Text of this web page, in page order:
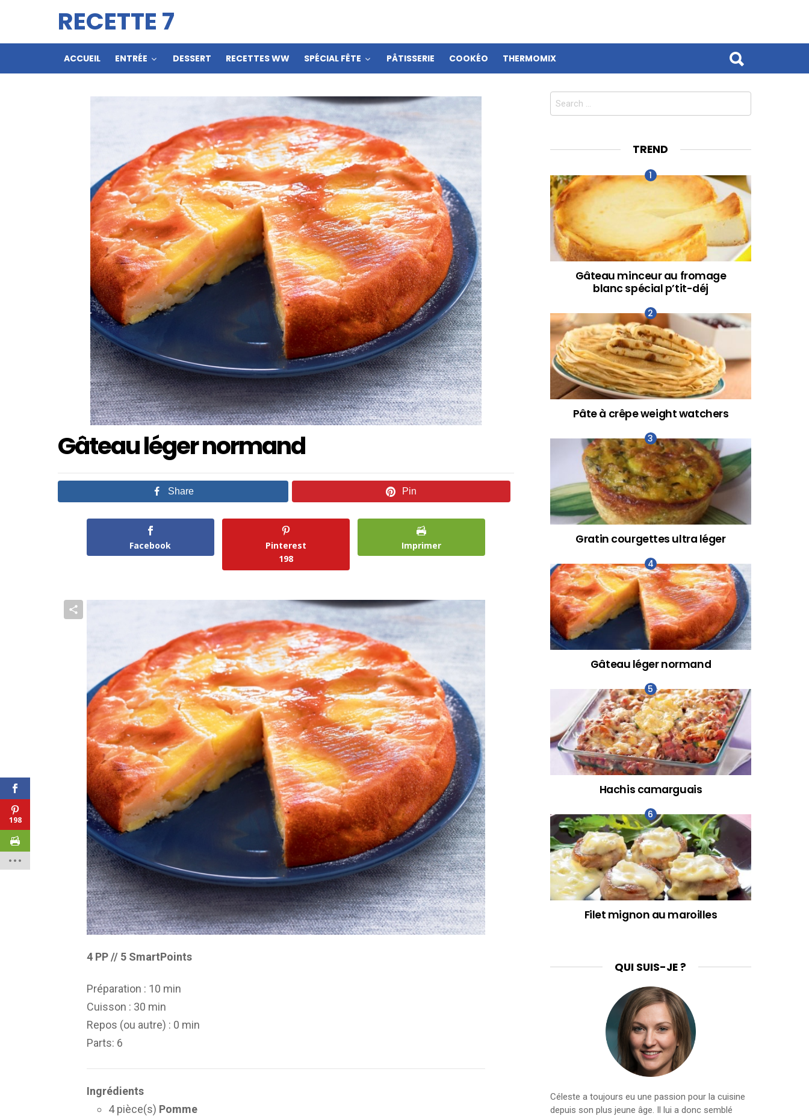
RECETTE 7
ACCUEIL ENTRÉE DESSERT RECETTES WW SPÉCIAL FÊTE PÂTISSERIE COOKÉO THERMOMIX
Gâteau léger normand
Share Pin
Facebook
Pinterest
198
Imprimer
4 PP // 5 SmartPoints
Préparation : 10 min
Cuisson : 30 min
Repos (ou autre) : 0 min
Parts: 6
Ingrédients
4 pièce(s) Pomme
Search
TREND
Gâteau minceur au fromage
blanc spécial p’tit-déj
Pâte à crêpe weight watchers
Gratin courgettes ultra léger
Gâteau léger normand
Hachis camarguais
Filet mignon au maroilles
QUI SUIS-JE ?
Céleste a toujours eu une passion pour la cuisine
depuis son plus jeune âge. Il lui a donc semblé
198